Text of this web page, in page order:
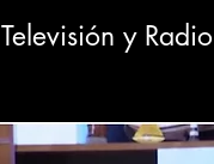
Televisión y Radio